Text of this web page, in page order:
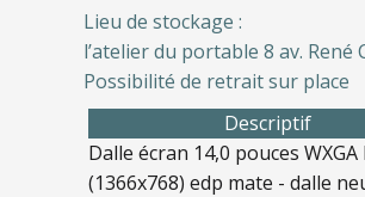
Lieu de stockage :
l’atelier du portable 8 av. René
Possibilité de retrait sur place
Descriptif
Dalle écran 14,0 pouces WXGA
(1366x768) edp mate - dalle